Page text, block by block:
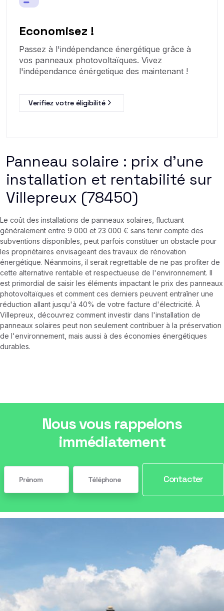
Economisez !
Passez à l'indépendance énergétique grâce à
vos panneaux photovoltaïques. Vivez
l'indépendance énérgetique des maintenant !
Verifiez votre éligibilité
Panneau solaire : prix d’une
installation et rentabilité sur
Villepreux (78450)
Le coût des installations de panneaux solaires, fluctuant
généralement entre 9 000 et 23 000 € sans tenir compte des
subventions disponibles, peut parfois constituer un obstacle pour
les propriétaires envisageant des travaux de rénovation
énergétique. Néanmoins, il serait regrettable de ne pas profiter de
cette alternative rentable et respectueuse de l'environnement. Il
est primordial de saisir les éléments impactant le prix des panneaux
photovoltaïques et comment ces derniers peuvent entraîner une
réduction allant jusqu'à 40% de votre facture d'électricité. À
Villepreux, découvrez comment investir dans l'installation de
panneaux solaires peut non seulement contribuer à la préservation
de l'environnement, mais aussi à des économies énergétiques
durables.
Nous vous rappelons
immédiatement
Contacter